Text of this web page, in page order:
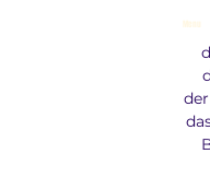
Menu